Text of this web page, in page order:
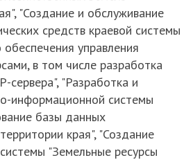
"Создание и обслуживание
средств краевой системы
управления
в том числе разработка
сервера", "Разработка и
информационной системы
базы данных
края", "Создание
"Земельные ресурсы